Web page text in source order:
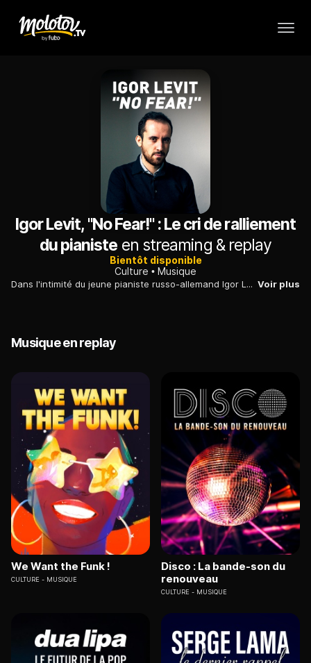
Igor Levit, "No Fear!" : Le cri de ralliement
du pianiste en streaming & replay
Bientôt disponible
Culture
Musique
Dans l'intimité du jeune pianiste russo-allemand Igor Levit, l'un des plus éminents de sa génération. Un tête-à-tête habité par la passion de la musique. Voir plus
Musique en replay
We Want the Funk !
CULTURE MUSIQUE
Disco : La bande-son du
renouveau
CULTURE MUSIQUE